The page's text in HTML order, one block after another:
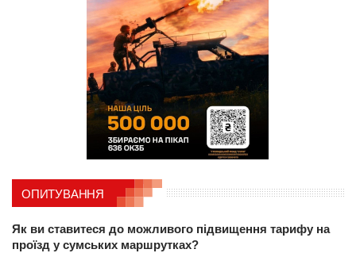
ОПИТУВАННЯ
Як ви ставитеся до можливого підвищення тарифу на
проїзд у сумських маршрутках?